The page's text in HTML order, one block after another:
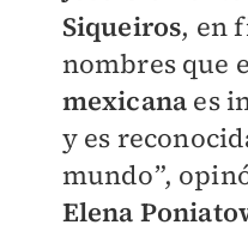
Siqueiros, en
nombres que
mexicana es
y es
mundo”,
Elena